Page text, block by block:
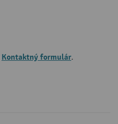
Kontaktný formulár.